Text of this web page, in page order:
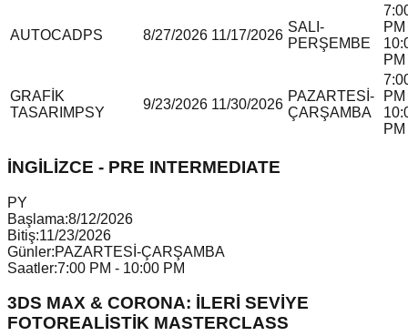
AUTOCADPS 8/27/2026 11/17/2026
SALI-
PERŞEMBE
PM
PM
GRAFİK
TASARIM PSY
9/23/2026 11/30/2026
PAZARTESİ-
ÇARŞAMBA
PM
PM
İNGİLİZCE - PRE INTERMEDIATE
PY
Başlama:8/12/2026
Bitiş:11/23/2026
Günler:PAZARTESİ-ÇARŞAMBA
Saatler:7:00 PM - 10:00 PM
3DS MAX & CORONA: İLERİ SEVİYE
FOTOREALİSTİK MASTERCLASS